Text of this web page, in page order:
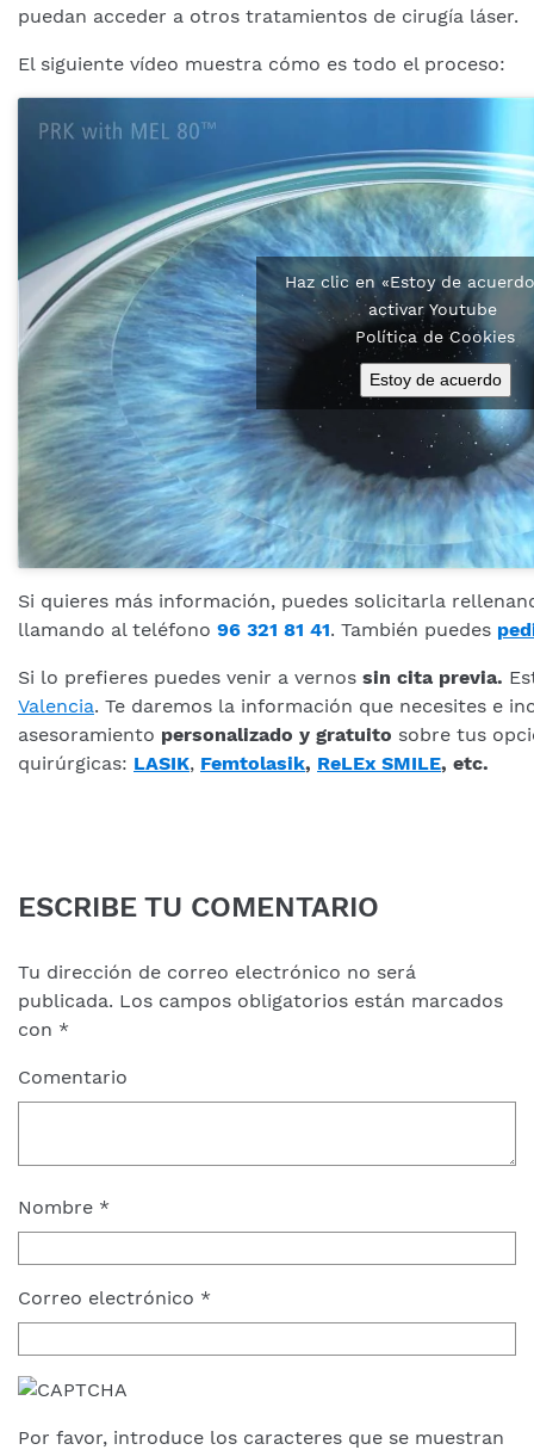
puedan acceder a otros tratamientos de cirugía láser.
El siguiente vídeo muestra cómo es todo el proceso:
Haz clic en «Estoy de
activar Youtube
Política de Cookies
Estoy de acuerdo
Si quieres más información, puedes solicitarla
llamando al teléfono 96 321 81 41. También puedes
Si lo prefieres puedes venir a vernos sin cita previa.
Valencia. Te daremos la información que necesites e
asesoramiento personalizado y gratuito sobre tus
quirúrgicas: LASIK, Femtolasik, ReLEx SMILE, etc.
ESCRIBE TU COMENTARIO
Tu dirección de correo electrónico no será
publicada. Los campos obligatorios están marcados
con *
Comentario
Nombre *
Correo electrónico *
Por favor, introduce los caracteres que se muestran